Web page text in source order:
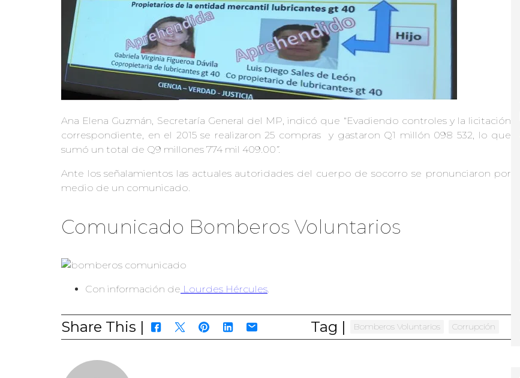
Ana Elena Guzmán, Secretaría General del MP, indicó que “Evadiendo controles y la licitación
correspondiente, en el 2015 se realizaron 25 compras y gastaron Q1 millón 098 532, lo que
sumó un total de Q9 millones 774 mil 409.00”.
Ante los señalamientos las actuales autoridades del cuerpo de socorro se pronunciaron por
medio de un comunicado.
Comunicado Bomberos Voluntarios
Con información de Lourdes Hércules.
Share This | Tag | Bomberos Voluntarios Corrupción